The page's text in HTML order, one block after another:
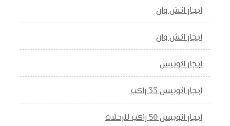
ايجار اتش وان
ايجار اتش وان
ايجار اتوبيس
ايجار اتوبيس 33 راكب
ايجار اتوبيس 50 راكب للرحلات